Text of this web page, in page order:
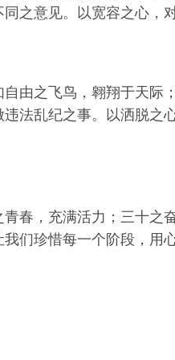
之意见。以宽容之心，
由之飞鸟，翱翔于天
法乱纪之事。以洒脱
春，充满活力；三十
们珍惜每一个阶段，